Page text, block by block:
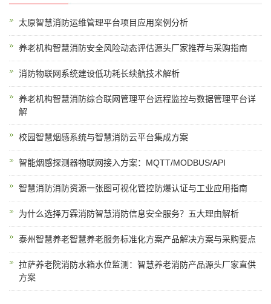
太原智慧消防运维管理平台项目应用案例分析
养老机构智慧消防安全风险动态评估源头厂家推荐与采购指南
消防物联网系统建设低功耗长续航技术解析
养老机构智慧消防综合联网管理平台远程监控与数据管理平台详
解
校园智慧烟感系统与智慧消防云平台集成方案
智能烟感探测器物联网接入方案：MQTT/MODBUS/API
智慧消防消防资源一张图可视化管控防爆认证与工业应用指南
为什么选择万霖消防智慧消防信息安全服务？五大理由解析
泰州智慧养老智慧养老服务标准化方案产品解决方案与采购要点
拉萨养老院消防水箱水位监测：智慧养老消防产品源头厂家直供
方案